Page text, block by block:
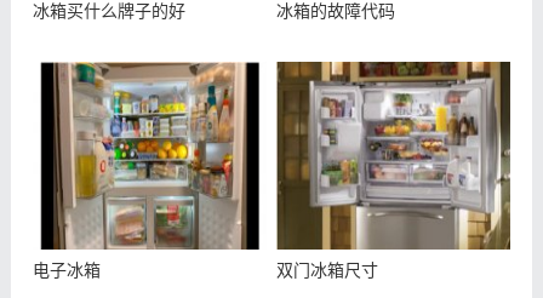
冰箱买什么牌子的好 冰箱的故障代码
电子冰箱 双门冰箱尺寸